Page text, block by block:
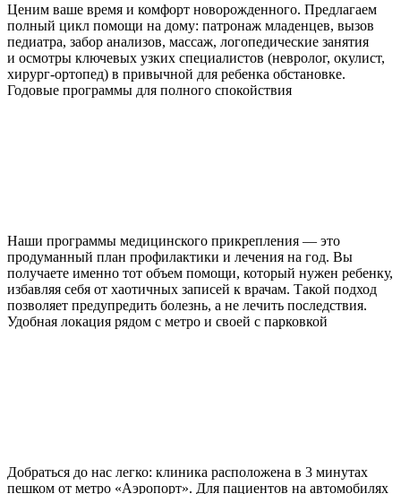
Ценим ваше время и комфорт новорожденного. Предлагаем
полный цикл помощи на дому: патронаж младенцев, вызов
педиатра, забор анализов, массаж, логопедические занятия
и осмотры ключевых узких специалистов (невролог, окулист,
хирург-ортопед) в привычной для ребенка обстановке.
Годовые программы для полного спокойствия
Наши программы медицинского прикрепления — это
продуманный план профилактики и лечения на год. Вы
получаете именно тот объем помощи, который нужен ребенку,
избавляя себя от хаотичных записей к врачам. Такой подход
позволяет предупредить болезнь, а не лечить последствия.
Удобная локация рядом с метро и своей с парковкой
Добраться до нас легко: клиника расположена в 3 минутах
пешком от метро «Аэропорт». Для пациентов на автомобилях